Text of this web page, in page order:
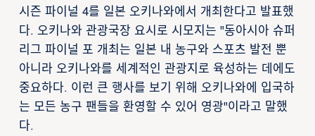
시즌 파이널 4를 일본 오키나와에서 개최한다고 발표했
다. 오키나와 관광국장 요시로 시모지는 "동아시아 슈퍼
리그 파이널 포 개최는 일본 내 농구와 스포츠 발전 뿐
아니라 오키나와를 세계적인 관광지로 육성하는 데에도
중요하다. 이런 큰 행사를 보기 위해 오키나와에 입국하
는 모든 농구 팬들을 환영할 수 있어 영광"이라고 말했
다.